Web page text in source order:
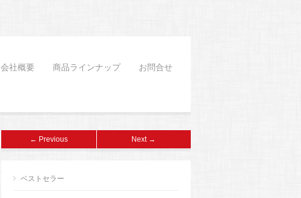
会社概要 商品ラインナップ お問合せ
← Previous Next →
ベストセラー